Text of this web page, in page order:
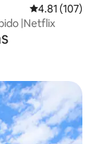
Calificación
4.81 (107)
|Netflix